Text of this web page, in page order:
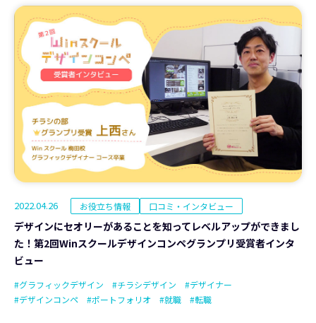
2022.04.26 お役立ち情報 口コミ・インタビュー
デザインにセオリーがあることを知ってレベルアップができまし
た！第2回Winスクールデザインコンペグランプリ受賞者インタ
ビュー
#グラフィックデザイン #チラシデザイン
#デザイナー
#デザインコンペ
#ポートフォリオ #就職 #転職